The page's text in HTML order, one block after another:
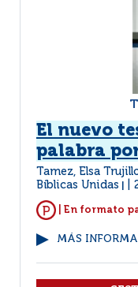
El nuevo
palabra
Tamez, Elsa
Bíblicas Unidas
| En formato
MÁS